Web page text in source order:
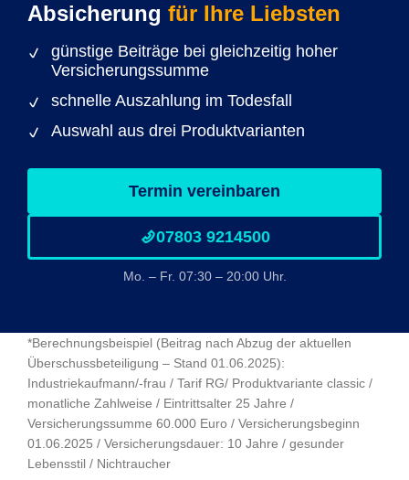
Absicherung für Ihre Liebsten
günstige Beiträge bei gleichzeitig hoher
Versicherungssumme
schnelle Auszahlung im Todesfall
Auswahl aus drei Produktvarianten
Termin vereinbaren
07803 9214500
Mo. – Fr. 07:30 – 20:00 Uhr.
*Berechnungsbeispiel (Beitrag nach Abzug der aktuellen
Überschussbeteiligung – Stand 01.06.2025):
Industriekaufmann/-frau / Tarif RG/ Produktvariante classic /
monatliche Zahlweise / Eintrittsalter 25 Jahre /
Versicherungssumme 60.000 Euro / Versicherungsbeginn
01.06.2025 / Versicherungsdauer: 10 Jahre / gesunder
Lebensstil / Nichtraucher